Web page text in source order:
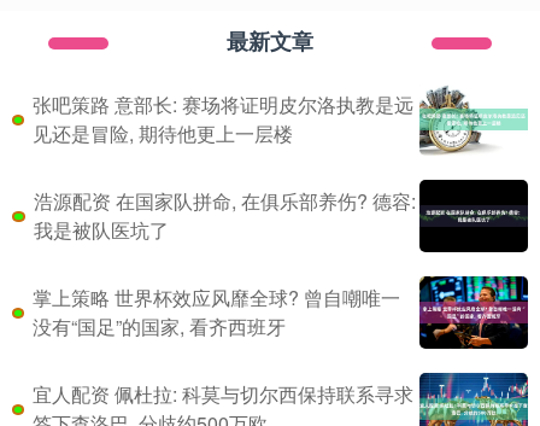
最新文章
张吧策路 意部长: 赛场将证明皮尔洛执教是远
见还是冒险, 期待他更上一层楼
浩源配资 在国家队拼命, 在俱乐部养伤? 德容:
我是被队医坑了
掌上策略 世界杯效应风靡全球? 曾自嘲唯一
没有“国足”的国家, 看齐西班牙
宜人配资 佩杜拉: 科莫与切尔西保持联系寻求